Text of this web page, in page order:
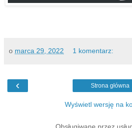
o marca 29, 2022 1 komentarz:
‹ Strona główna
Wyświetl wersję na
Obsługiwane przez